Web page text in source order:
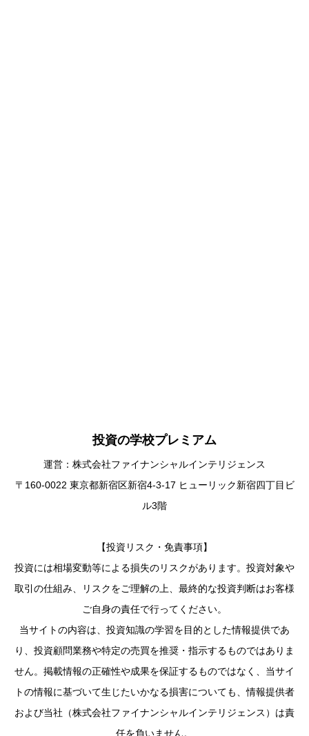
投資の学校プレミアム
運営：株式会社ファイナンシャルインテリジェンス
〒160-0022 東京都新宿区新宿4-3-17 ヒューリック新宿四丁目ビ
ル3階
【投資リスク・免責事項】
投資には相場変動等による損失のリスクがあります。投資対象や
取引の仕組み、リスクをご理解の上、最終的な投資判断はお客様
ご自身の責任で行ってください。
当サイトの内容は、投資知識の学習を目的とした情報提供であ
り、投資顧問業務や特定の売買を推奨・指示するものではありま
せん。掲載情報の正確性や成果を保証するものではなく、当サイ
トの情報に基づいて生じたいかなる損害についても、情報提供者
および当社（株式会社ファイナンシャルインテリジェンス）は責
任を負いません。